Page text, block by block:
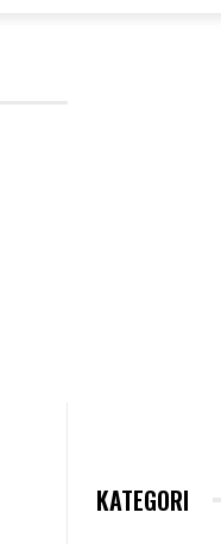
KATEGORI